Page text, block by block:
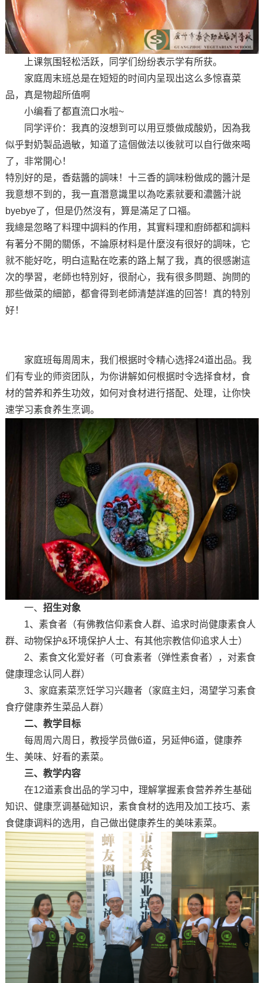
上课氛围轻松活跃，同学们纷纷表示学有所获。
家庭周末班总是在短短的时间内呈现出这么多惊喜菜
品，真是物超所值啊
小编看了都直流口水啦~
同学评价：我真的沒想到可以用豆漿做成酸奶，因為我
似乎對奶製品過敏，知道了這個做法以後就可以自行做來喝
了，非常開心！
特別好的是，香菇醬的調味！十三香的調味粉做成的醬汁是
我意想不到的，我一直潛意識里以為吃素就要和濃醬汁説
byebye了，但是仍然沒有，算是滿足了口福。
我總是忽略了料理中調料的作用，其實料理和廚師都和調料
有著分不開的關係，不論原材料是什麼沒有很好的調味，它
就不能好吃，明白這點在吃素的路上幫了我，真的很感謝這
次的學習，老師也特別好，很耐心，我有很多問題、詢問的
那些做菜的細節，都會得到老師清楚詳進的回答！真的特別
好！
家庭班每周周末，我们根据时令精心选择24道出品。我
们有专业的师资团队，为你讲解如何根据时令选择食材，食
材的营养和养生功效，如何对食材进行搭配、处理，让你快
速学习素食养生烹调。
一、 招生对象
1、素食者（有佛教信仰素食人群、追求时尚健康素食人
群、动物保护&环境保护人士、有其他宗教信仰追求人士）
2、素食文化爱好者（可食素者（弹性素食者），对素食
健康理念认同人群）
3、家庭素菜烹饪学习兴趣者（家庭主妇，渴望学习素食
食疗健康养生菜品人群）
二、教学目标
每周周六周日，教授学员做6道，另延伸6道，健康养
生、美味、好看的素菜。
三、教学内容
在12道素食出品的学习中，理解掌握素食营养养生基础
知识、健康烹调基础知识，素食食材的选用及加工技巧、素
食健康调料的选用，自己做出健康养生的美味素菜。